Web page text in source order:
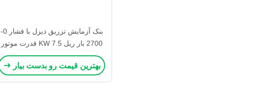
بنک آزمایش تزریق دیزل با فشار 0-
2700 بار ریل 7.5 KW قدرت موتور
رابط چند زبانی JZ-726
بهترین قیمت رو بدست بیار